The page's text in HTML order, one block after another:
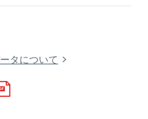
タについて